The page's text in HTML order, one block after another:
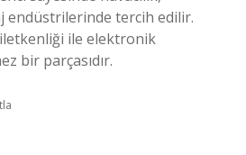
endüstrilerinde tercih edilir.
iletkenliği ile elektronik
bir parçasıdır.